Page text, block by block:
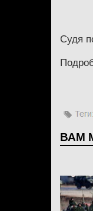
Судя
ВАМ